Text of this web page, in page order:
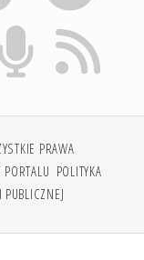
PRAWA
POLITYKA